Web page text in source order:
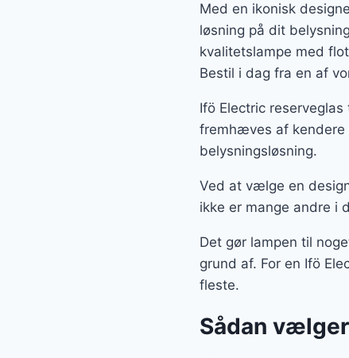
Med en ikonisk
løsning på dit
kvalitetslampe med
Bestil i dag fra en af
Ifö Electric
fremhæves af kendere
belysningsløsning.
Ved at vælge en
ikke er mange andre i
Det gør lampen til
grund af. For en Ifö
fleste.
Sådan